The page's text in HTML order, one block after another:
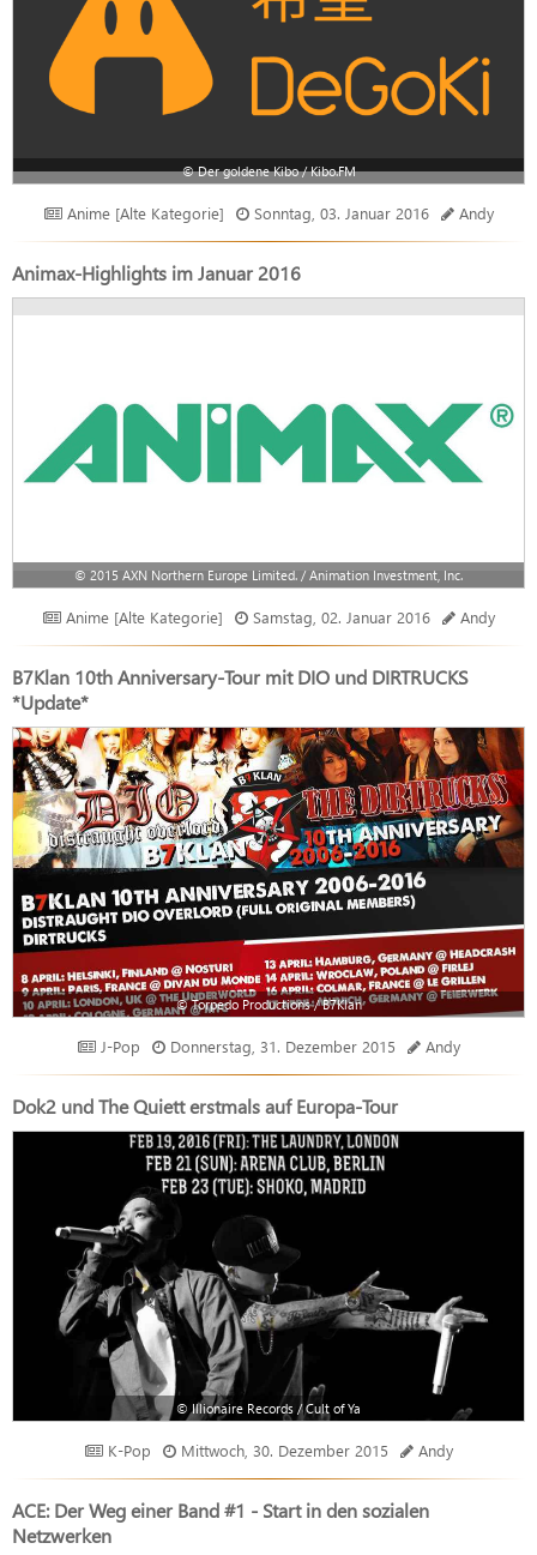
© Der goldene Kibo / Kibo.FM
Anime [Alte Kategorie] Sonntag, 03. Januar 2016 Andy
Animax-Highlights im Januar 2016
© 2015 AXN Northern Europe Limited. / Animation Investment, Inc.
Anime [Alte Kategorie] Samstag, 02. Januar 2016 Andy
B7Klan 10th Anniversary-Tour mit DIO und DIRTRUCKS
*Update*
© Torpedo Productions / B7Klan
J-Pop Donnerstag, 31. Dezember 2015 Andy
Dok2 und The Quiett erstmals auf Europa-Tour
© Illionaire Records / Cult of Ya
K-Pop Mittwoch, 30. Dezember 2015 Andy
ACE: Der Weg einer Band #1 - Start in den sozialen
Netzwerken